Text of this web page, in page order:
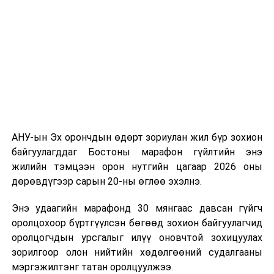
АНУ-ын Эх орончдын өдөрт зориулан жил бүр зохион
байгуулагддаг Бостоны марафон гүйлтийн энэ
жилийн тэмцээн орон нутгийн цагаар 2026 оны
дөрөвдүгээр сарын 20-ны өглөө эхэлнэ.
Энэ удаагийн марафонд 30 мянгаас давсан гүйгч
оролцохоор бүртгүүлсэн бөгөөд зохион байгуулагчид
оролцогчдын урсгалыг илүү оновчтой зохицуулах
зорилгоор олон нийтийн хөдөлгөөний судалгааны
мэргэжилтэнг татан оролцуулжээ.